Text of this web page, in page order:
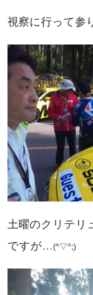
視察に行って参
土曜のクリテリ
ですが… (^▽^;)